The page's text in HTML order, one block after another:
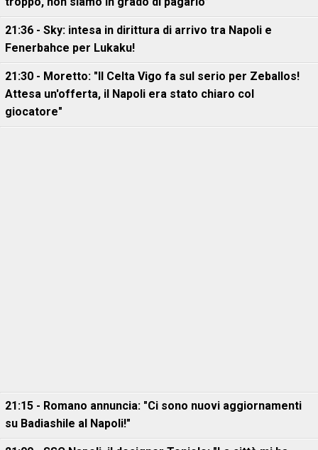
21:36 - Sky: intesa in dirittura di arrivo tra Napoli e
Fenerbahce per Lukaku!
21:30 - Moretto: "Il Celta Vigo fa sul serio per Zeballos!
Attesa un'offerta, il Napoli era stato chiaro col
giocatore"
21:15 - Romano annuncia: "Ci sono nuovi aggiornamenti
su Badiashile al Napoli!"